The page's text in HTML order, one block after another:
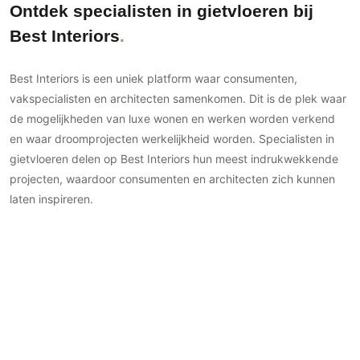
Ontdek specialisten in gietvloeren bij
Best Interiors
Best Interiors is een uniek platform waar consumenten,
vakspecialisten en architecten samenkomen. Dit is de plek waar
de mogelijkheden van luxe wonen en werken worden verkend
en waar droomprojecten werkelijkheid worden. Specialisten in
gietvloeren delen op Best Interiors hun meest indrukwekkende
projecten, waardoor consumenten en architecten zich kunnen
laten inspireren.